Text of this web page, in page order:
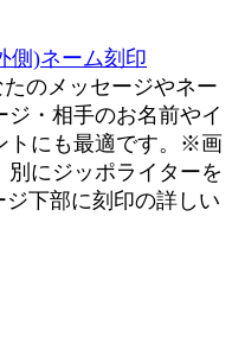
側)ネーム刻印
のメッセージやネー
・相手のお名前やイ
トにも最適です。※画
にジッポライターを
下部に刻印の詳しい